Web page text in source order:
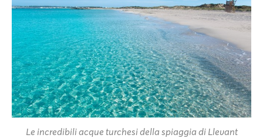
Le incredibili acque turchesi della spiaggia di Llevant